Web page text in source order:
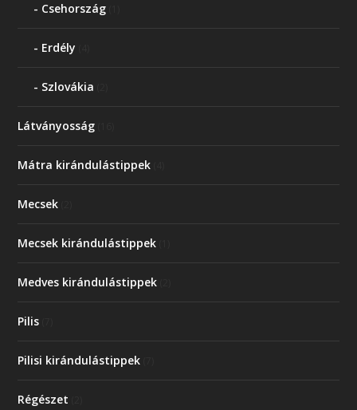
Csehország
Erdély
Szlovákia
Látványosság
Mátra kirándulástippek
Mecsek
Mecsek kirándulástippek
Medves kirándulástippek
Pilis
Pilisi kirándulástippek
Régészet